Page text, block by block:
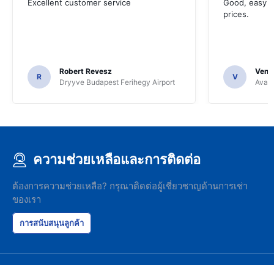
Excellent customer service
R
Robert Revesz
Dryyve Budapest Ferihegy Airport
Good, easy
prices.
V
ความช่วยเหลือและการติดต่อ
ต้องการความช่วยเหลือ? กรุณาติดต่อผู้เชี่ยวชาญด้านการเช่า
ของเรา
การสนับสนุนลูกค้า